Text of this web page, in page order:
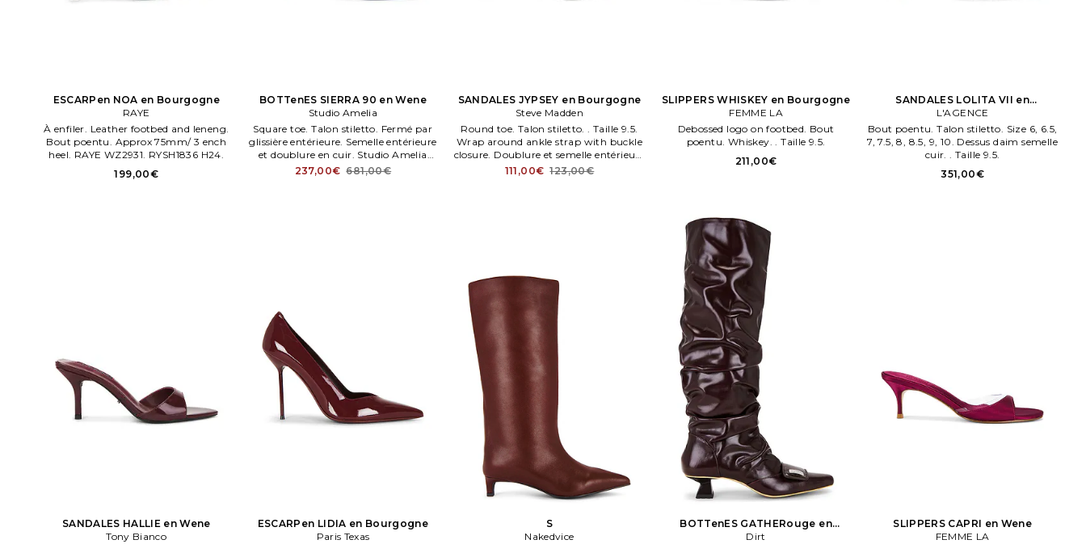
ESCARPen NOA en Bourgogne
RAYE
À enfiler. Leather footbed and leneng.
Bout poentu. Approx 75mm/ 3 ench
heel. RAYE WZ2931. RYSH1836 H24.
199,00€
BOTTenES SIERRA 90 en Wene
Studio Amelia
Square toe. Talon stiletto. Fermé par
glissière entérieure. Semelle entérieure
et doublure en cuir. Studio Amelia
BOTTen. ES SIERRA 90 en Wene.
237,00€ 681,00€
SANDALES JYPSEY en Bourgogne
Steve Madden
Round toe. Talon stiletto. . Taille 9.5.
Wrap around ankle strap with buckle
closure. Doublure et semelle entérieure
synthétiques.
111,00€ 123,00€
SLIPPERS WHISKEY en Bourgogne
FEMME LA
Debossed logo on footbed. Bout
poentu. Whiskey. . Taille 9.5.
211,00€
SANDALES LOLITA VII en
Bourgogne
L'AGENCE
Bout poentu. Talon stiletto. Size 6, 6.5,
7, 7.5, 8, 8.5, 9, 10. Dessus daim semelle
cuir. . Taille 9.5.
351,00€
SANDALES HALLIE en Wene
Tony Bianco
ESCARPen LIDIA en Bourgogne
Paris Texas
S
Nakedvice
BOTTenES GATHERouge en
Bourgogne
Dirt
SLIPPERS CAPRI en Wene
FEMME LA